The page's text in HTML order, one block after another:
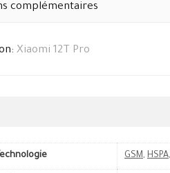
complémentaires
Xiaomi 12T Pro
GSM, HSPA,